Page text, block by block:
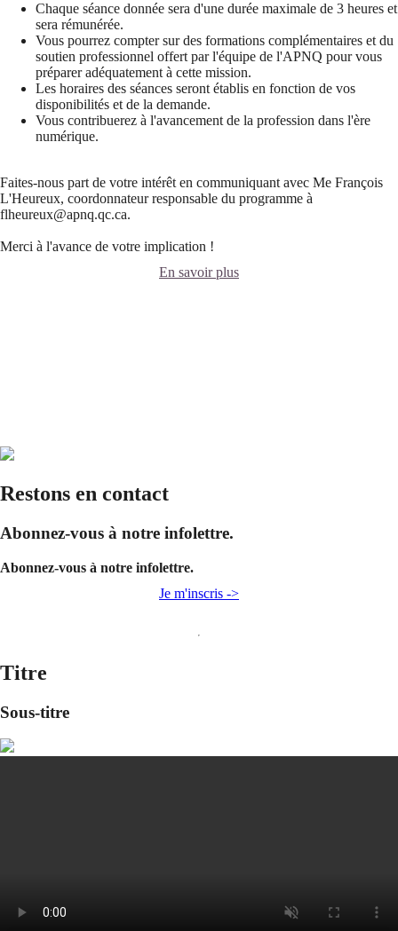
Chaque séance donnée sera d'une durée maximale de 3 heures et
sera rémunérée.
Vous pourrez compter sur des formations complémentaires et du
soutien professionnel offert par l'équipe de l'APNQ pour vous
préparer adéquatement à cette mission.
Les horaires des séances seront établis en fonction de vos
disponibilités et de la demande.
Vous contribuerez à l'avancement de la profession dans l'ère
numérique.
Faites-nous part de votre intérêt en communiquant avec Me François
L'Heureux, coordonnateur responsable du programme à
flheureux@apnq.qc.ca.
Merci à l'avance de votre implication !
En savoir plus
Restons en contact
Abonnez-vous à notre infolettre.
Abonnez-vous à notre infolettre.
Je m'inscris ->
Titre
Sous-titre